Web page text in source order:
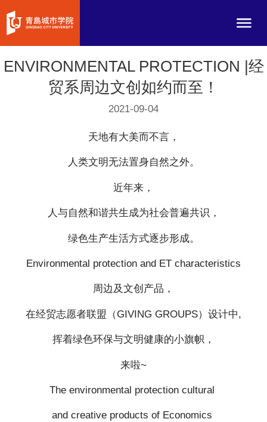
ENVIRONMENTAL PROTECTION |经
贸系周边文创如约而至！
2021-09-04
天地有大美而不言，
人类文明无法置身自然之外。
近年来，
人与自然和谐共生成为社会普遍共识，
绿色生产生活方式逐步形成。
Environmental protection and ET characteristics
周边及文创产品，
在经贸志愿者联盟（GIVING GROUPS）设计中,
挥着绿色环保与文明健康的小旗帜，
来啦~
The environmental protection cultural
and creative products of Economics